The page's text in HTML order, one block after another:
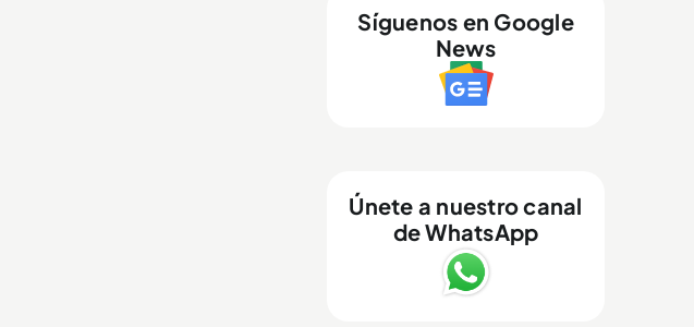
Síguenos en Google
News
Únete a nuestro canal
de WhatsApp